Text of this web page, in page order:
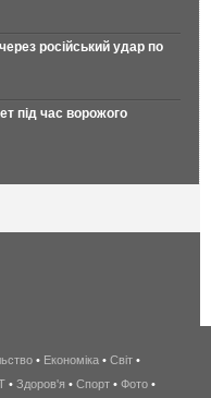
російський удар по
під час ворожого
беспроводной
интернет
• Економіка • Світ •
• Здоров'я • Спорт • Фото •